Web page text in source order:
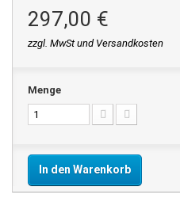
297,00 €
zzgl. MwSt und Versandkosten
Menge
In den Warenkorb